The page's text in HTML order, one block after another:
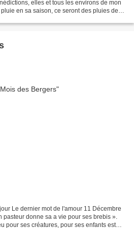
elles et tous les environs de mon
en sa saison, ce seront des pluies de
Le dernier mot de l'amour 11 Décembre
donne sa a vie pour ses brebis ».
pour ses créatures, pour ses enfants est